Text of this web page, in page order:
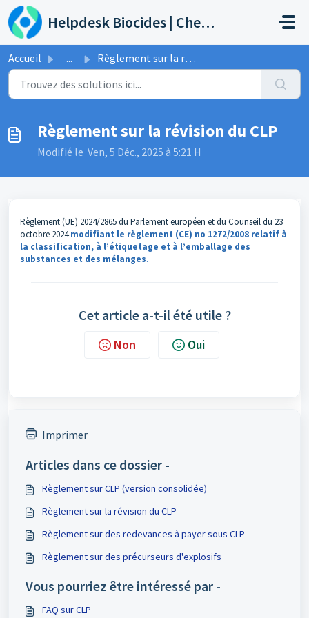
Passer au contenu principal
Helpdesk Biocides | Chemicals | Products
Accueil ... Règlement sur la révision du CLP
Règlement sur la révision du CLP
Modifié le Ven, 5 Déc., 2025 à 5:21 H
Règlement (UE) 2024/2865 du Parlement européen et du Counseil du 23
octobre 2024 modifiant le règlement (CE) no 1272/2008 relatif à
la classification, à l’étiquetage et à l’emballage des
substances et des mélanges.
Cet article a-t-il été utile ?
Non Oui
Imprimer
Articles dans ce dossier -
Règlement sur CLP (version consolidée)
Règlement sur la révision du CLP
Règlement sur des redevances à payer sous CLP
Règlement sur des précurseurs d'explosifs
Vous pourriez être intéressé par -
FAQ sur CLP